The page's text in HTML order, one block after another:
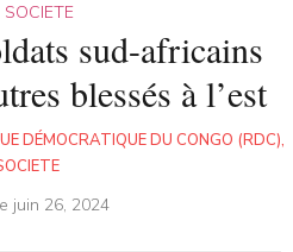
SOCIETE
sud-africains
blessés à l’est
DÉMOCRATIQUE DU CONGO (RDC),
juin 26, 2024